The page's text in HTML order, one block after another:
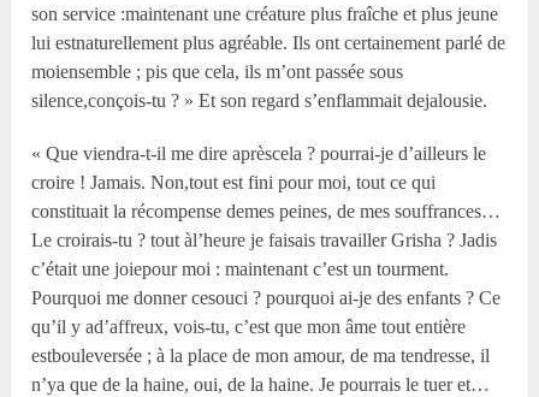
son service :maintenant une créature plus fraîche et plus jeune
lui estnaturellement plus agréable. Ils ont certainement parlé de
moiensemble ; pis que cela, ils m’ont passée sous
silence,conçois-tu ? » Et son regard s’enflammait dejalousie.
« Que viendra-t-il me dire aprèscela ? pourrai-je d’ailleurs le
croire ! Jamais. Non,tout est fini pour moi, tout ce qui
constituait la récompense demes peines, de mes souffrances…
Le croirais-tu ? tout àl’heure je faisais travailler Grisha ? Jadis
c’était une joiepour moi : maintenant c’est un tourment.
Pourquoi me donner cesouci ? pourquoi ai-je des enfants ? Ce
qu’il y ad’affreux, vois-tu, c’est que mon âme tout entière
estbouleversée ; à la place de mon amour, de ma tendresse, il
n’ya que de la haine, oui, de la haine. Je pourrais le tuer et…